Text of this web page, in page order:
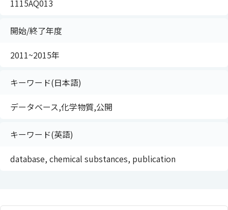
1115AQ013
開始/終了年度
2011~2015年
キーワード(日本語)
データベース,化学物質,公開
キーワード(英語)
database, chemical substances, publication